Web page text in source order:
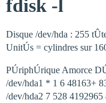
fdisk -l
Disque /dev/hda : 255
UnitÚs = cylindres sur
PÚriphÚrique Amorce
/dev/hda1 * 1 6 48163+
/dev/hda2 7 528